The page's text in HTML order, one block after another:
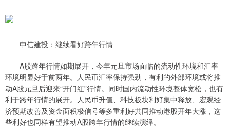
中信建投：继续看好跨年行情
A股跨年行情如期展开，今年元旦市场面临的流动性环境和汇率
环境明显好于前两年。人民币汇率保持强劲，有利的外部环境或将推
动A股元旦后迎来“开门红”行情。同时国内流动性环境整体宽松，也有
利于跨年行情的展开。人民币升值、科技板块利好集中释放、宏观经
济预期改善及资金面积极信号等多重利好共同推动港股开年大涨，这
些利好也同样有望推动A股跨年行情的继续演绎。